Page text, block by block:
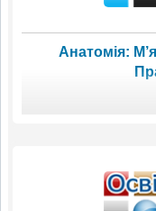
Анатомія: